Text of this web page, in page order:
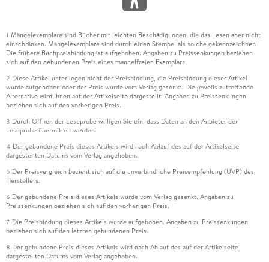
1 Mängelexemplare sind Bücher mit leichten Beschädigungen, die das Lesen aber nicht
einschränken. Mängelexemplare sind durch einen Stempel als solche gekennzeichnet.
Die frühere Buchpreisbindung ist aufgehoben. Angaben zu Preissenkungen beziehen
sich auf den gebundenen Preis eines mangelfreien Exemplars.
2 Diese Artikel unterliegen nicht der Preisbindung, die Preisbindung dieser Artikel
wurde aufgehoben oder der Preis wurde vom Verlag gesenkt. Die jeweils zutreffende
Alternative wird Ihnen auf der Artikelseite dargestellt. Angaben zu Preissenkungen
beziehen sich auf den vorherigen Preis.
3 Durch Öffnen der Leseprobe willigen Sie ein, dass Daten an den Anbieter der
Leseprobe übermittelt werden.
4 Der gebundene Preis dieses Artikels wird nach Ablauf des auf der Artikelseite
dargestellten Datums vom Verlag angehoben.
5 Der Preisvergleich bezieht sich auf die unverbindliche Preisempfehlung (UVP) des
Herstellers.
6 Der gebundene Preis dieses Artikels wurde vom Verlag gesenkt. Angaben zu
Preissenkungen beziehen sich auf den vorherigen Preis.
7 Die Preisbindung dieses Artikels wurde aufgehoben. Angaben zu Preissenkungen
beziehen sich auf den letzten gebundenen Preis.
8 Der gebundene Preis dieses Artikels wird nach Ablauf des auf der Artikelseite
dargestellten Datums vom Verlag angehoben.